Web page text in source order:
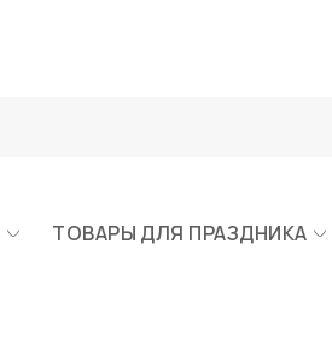
ТОВАРЫ ДЛЯ ПРАЗДНИКА